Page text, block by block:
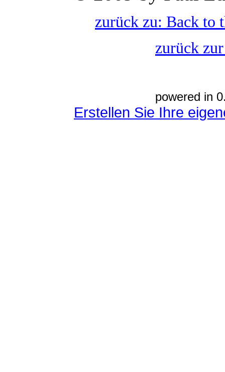
zurück zu: Back to
zurück
powered in
Erstellen Sie Ihre